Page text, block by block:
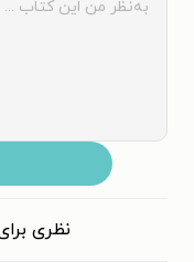
نظری